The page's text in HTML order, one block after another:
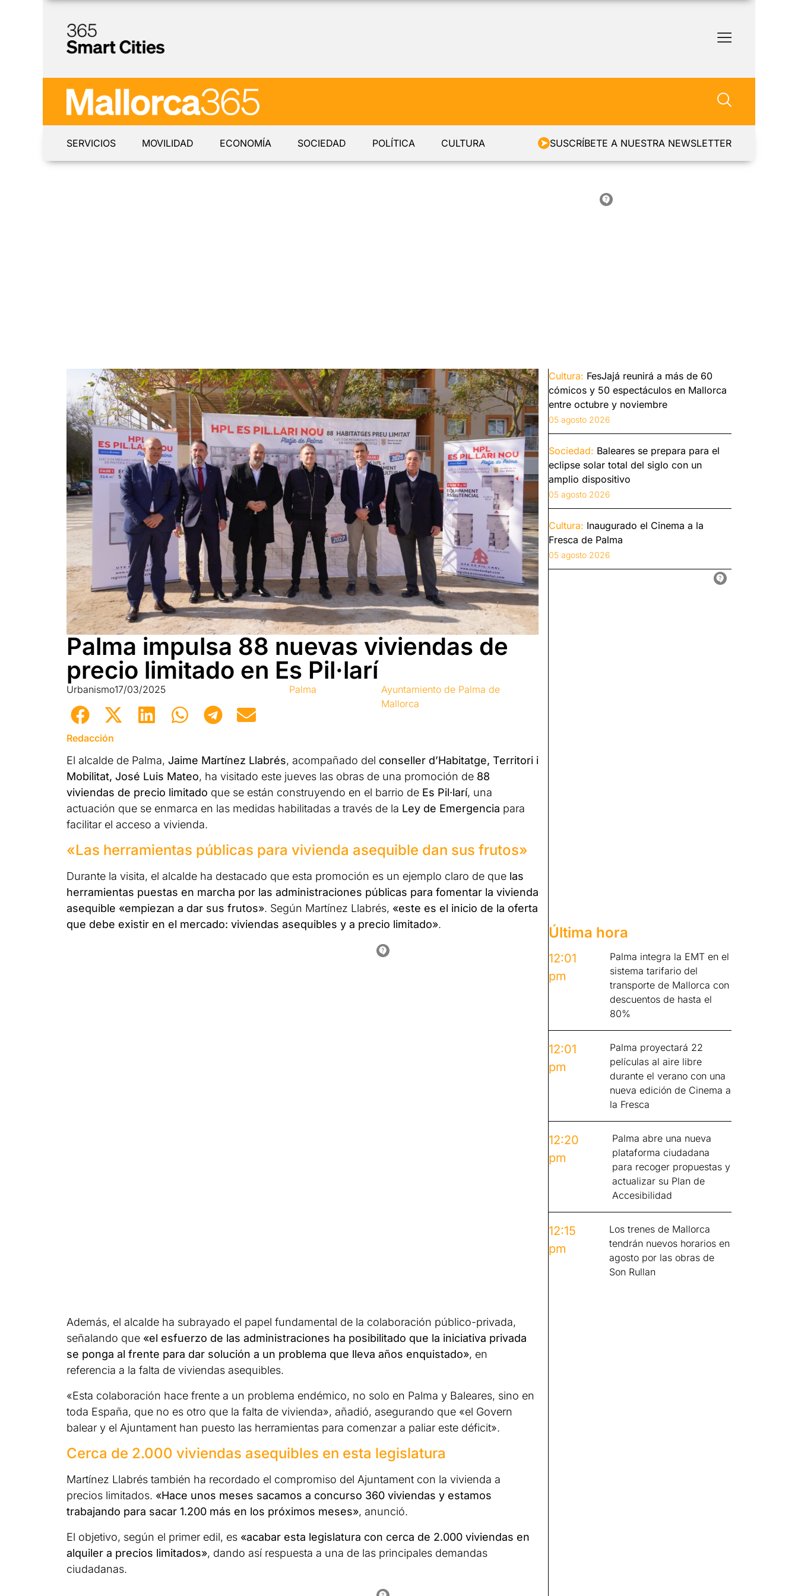
SERVICIOS MOVILIDAD ECONOMÍA SOCIEDAD POLÍTICA CULTURA SUSCRÍBETE A NUESTRA NEWSLETTER
Palma impulsa 88 nuevas viviendas de
precio limitado en Es Pil·larí
Urbanismo17/03/2025 Palma
Ayuntamiento de Palma de
Mallorca
Redacción
El alcalde de Palma, Jaime Martínez Llabrés, acompañado del conseller d’Habitatge, Territori i
Mobilitat, José Luis Mateo, ha visitado este jueves las obras de una promoción de 88
viviendas de precio limitado que se están construyendo en el barrio de Es Pil·larí, una
actuación que se enmarca en las medidas habilitadas a través de la Ley de Emergencia para
facilitar el acceso a vivienda.
«Las herramientas públicas para vivienda asequible dan sus frutos»
Durante la visita, el alcalde ha destacado que esta promoción es un ejemplo claro de que las
herramientas puestas en marcha por las administraciones públicas para fomentar la vivienda
asequible «empiezan a dar sus frutos». Según Martínez Llabrés, «este es el inicio de la oferta
que debe existir en el mercado: viviendas asequibles y a precio limitado».
Además, el alcalde ha subrayado el papel fundamental de la colaboración público-privada,
señalando que «el esfuerzo de las administraciones ha posibilitado que la iniciativa privada
se ponga al frente para dar solución a un problema que lleva años enquistado», en
referencia a la falta de viviendas asequibles.
«Esta colaboración hace frente a un problema endémico, no solo en Palma y Baleares, sino en
toda España, que no es otro que la falta de vivienda», añadió, asegurando que «el Govern
balear y el Ajuntament han puesto las herramientas para comenzar a paliar este déficit».
Cerca de 2.000 viviendas asequibles en esta legislatura
Martínez Llabrés también ha recordado el compromiso del Ajuntament con la vivienda a
precios limitados. «Hace unos meses sacamos a concurso 360 viviendas y estamos
trabajando para sacar 1.200 más en los próximos meses», anunció.
El objetivo, según el primer edil, es «acabar esta legislatura con cerca de 2.000 viviendas en
alquiler a precios limitados», dando así respuesta a una de las principales demandas
ciudadanas.
Cultura: FesJajá reunirá a más de 60
cómicos y 50 espectáculos en Mallorca
entre octubre y noviembre
05 agosto 2026
Sociedad: Baleares se prepara para el
eclipse solar total del siglo con un
amplio dispositivo
05 agosto 2026
Cultura: Inaugurado el Cinema a la
Fresca de Palma
05 agosto 2026
Última hora
12:01
pm
Palma integra la EMT en el
sistema tarifario del
transporte de Mallorca con
descuentos de hasta el
80%
12:01
pm
Palma proyectará 22
películas al aire libre
durante el verano con una
nueva edición de Cinema a
la Fresca
12:20
pm
Palma abre una nueva
plataforma ciudadana
para recoger propuestas y
actualizar su Plan de
Accesibilidad
12:15
pm
Los trenes de Mallorca
tendrán nuevos horarios en
agosto por las obras de
Son Rullan